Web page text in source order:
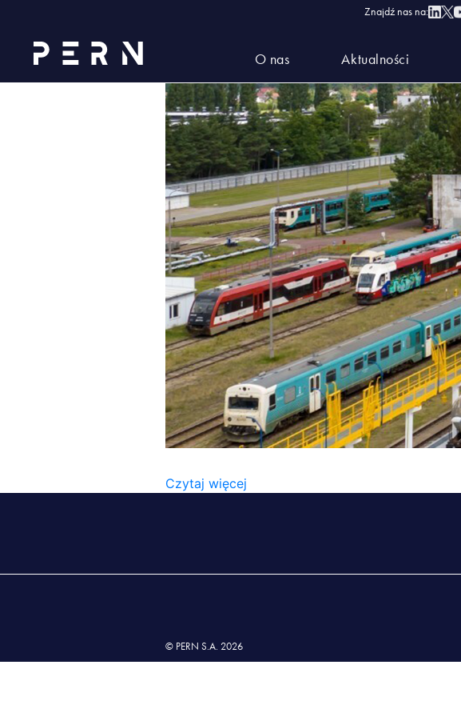
Znajdź nas na:
O nas Aktualności
Czytaj więcej
© PERN S.A. 2026